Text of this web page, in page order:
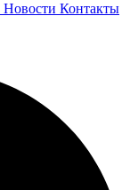
Новости Контакты